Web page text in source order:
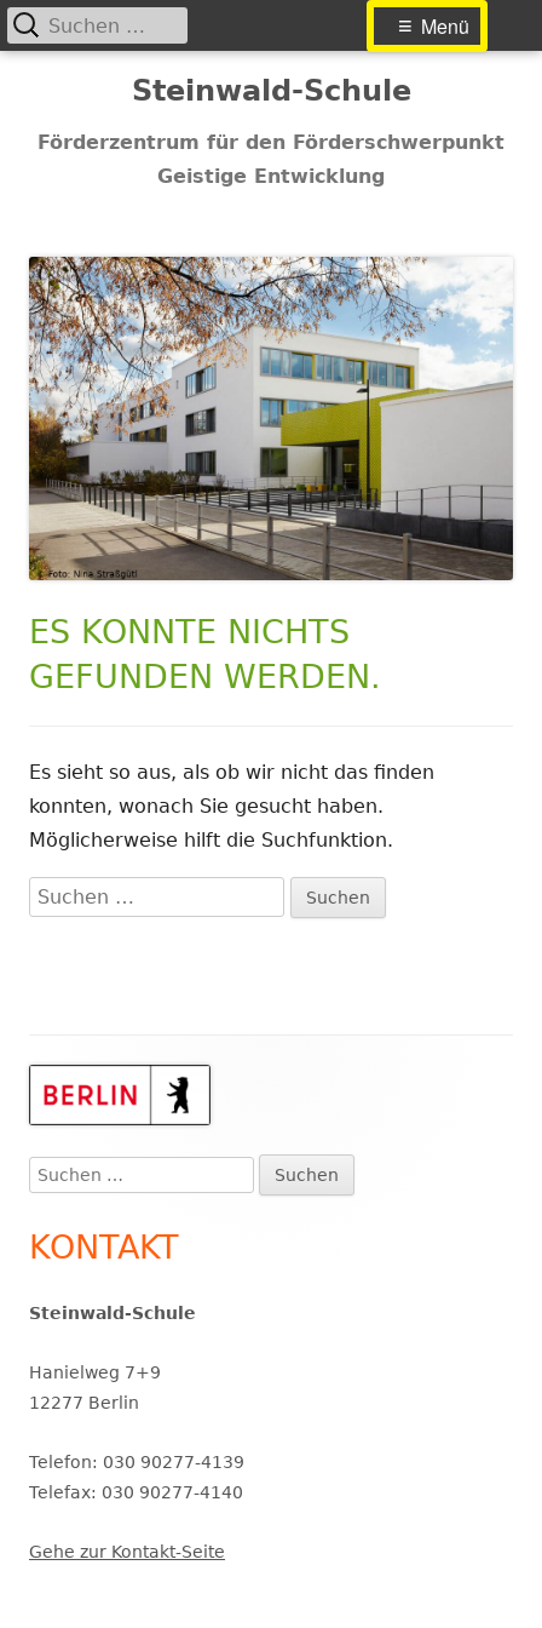
Inhalt
Steinwald-Schule
Förderzentrum für den Förderschwerpunkt
Geistige Entwicklung
Primäres
Menü
Suchen
nach:
ES KONNTE NICHTS
GEFUNDEN WERDEN.
Es sieht so aus, als ob wir nicht das finden
konnten, wonach Sie gesucht haben.
Möglicherweise hilft die Suchfunktion.
Suchen
Haupt-
Suchen
nach:
KONTAKT
Steinwald-Schule
Hanielweg 7+9
12277 Berlin
Telefon: 030 90277-4139
Telefax: 030 90277-4140
Gehe zur Kontakt-Seite